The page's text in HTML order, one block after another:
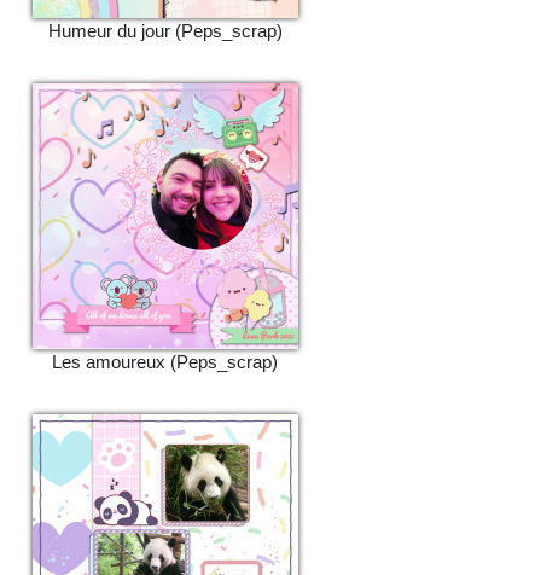
Humeur du jour (Peps_scrap)
Les amoureux (Peps_scrap)